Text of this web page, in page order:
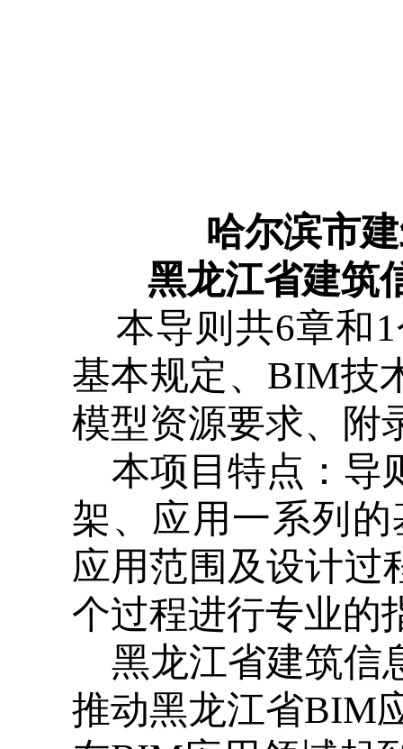
哈尔滨市
黑龙江省建筑
本导则共6章和1
基本规定、BIM技
模型资源要求、附
本项目特点：导
架、应用一系列
应用范围及设计过
个过程进行专业的
黑龙江省建筑信
推动黑龙江省BIM